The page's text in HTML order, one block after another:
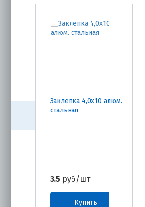
Заклепка 4,0х10 алюм.
стальная
3.5 руб/шт
Купить